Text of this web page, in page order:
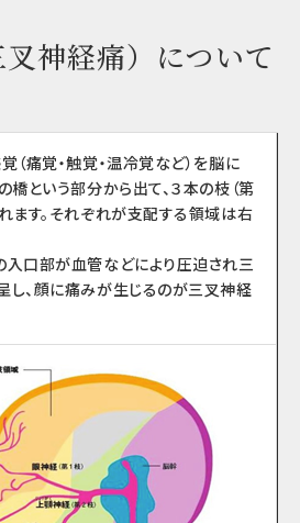
神経痛）について
（痛覚・触覚・温冷覚など）を脳に
橋という部分から出て、３本の枝（第
ます。それぞれが支配する領域は右
入口部が血管などにより圧迫され三
、顔に痛みが生じるのが三叉神経